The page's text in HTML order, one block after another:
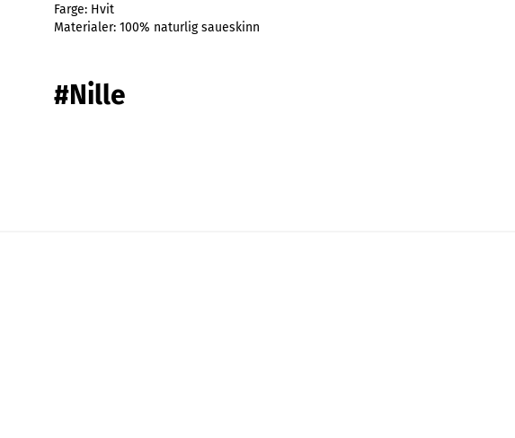
Farge: Hvit
Materialer: 100% naturlig saueskinn
#Nille